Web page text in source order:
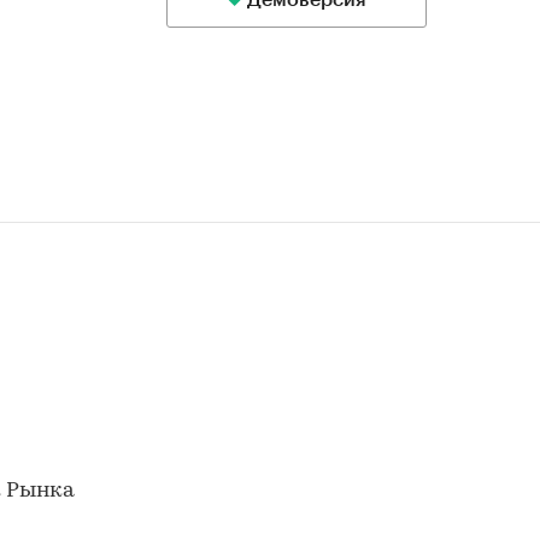
Рынка